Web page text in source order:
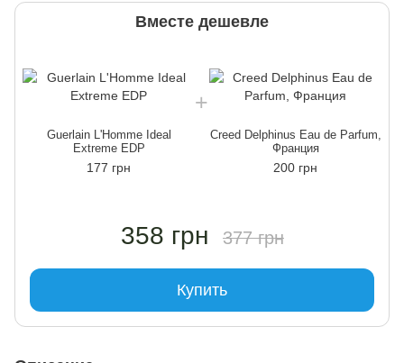
Вместе дешевле
Guerlain L'Homme Ideal
Extreme EDP
177 грн
Creed Delphinus Eau de Parfum,
Франция
200 грн
358 грн 377 грн
Купить